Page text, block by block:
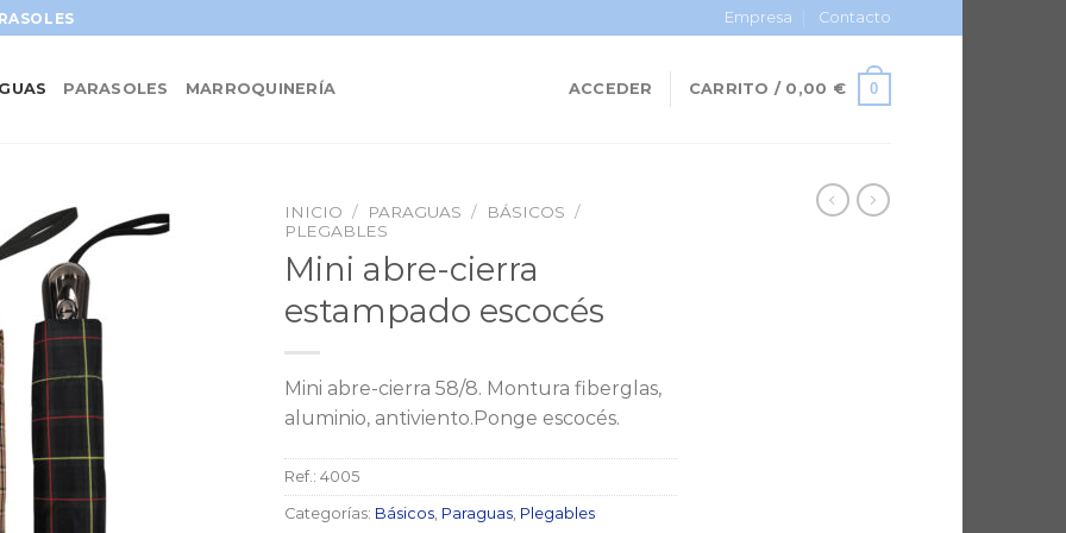
Empresa Contacto
PARASOLES MARROQUINERÍA ACCEDER CARRITO / 0,00 € 0
INICIO / PARAGUAS / BÁSICOS /
PLEGABLES
Mini abre-cierra
estampado escocés
Mini abre-cierra 58/8. Montura fiberglas,
aluminio, antiviento.Ponge escocés.
Ref.: 4005
Categorías: Básicos Paraguas Plegables